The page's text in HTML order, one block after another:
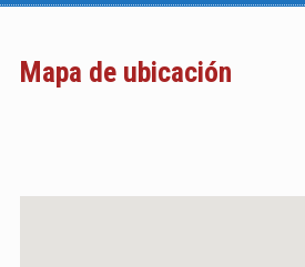
Mapa de ubicación